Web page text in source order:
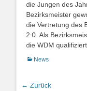
die Jungen des
Bezirksmeister
die Vertretung des
2:0. Als
die WDM
Kategorien
News
← Zurück